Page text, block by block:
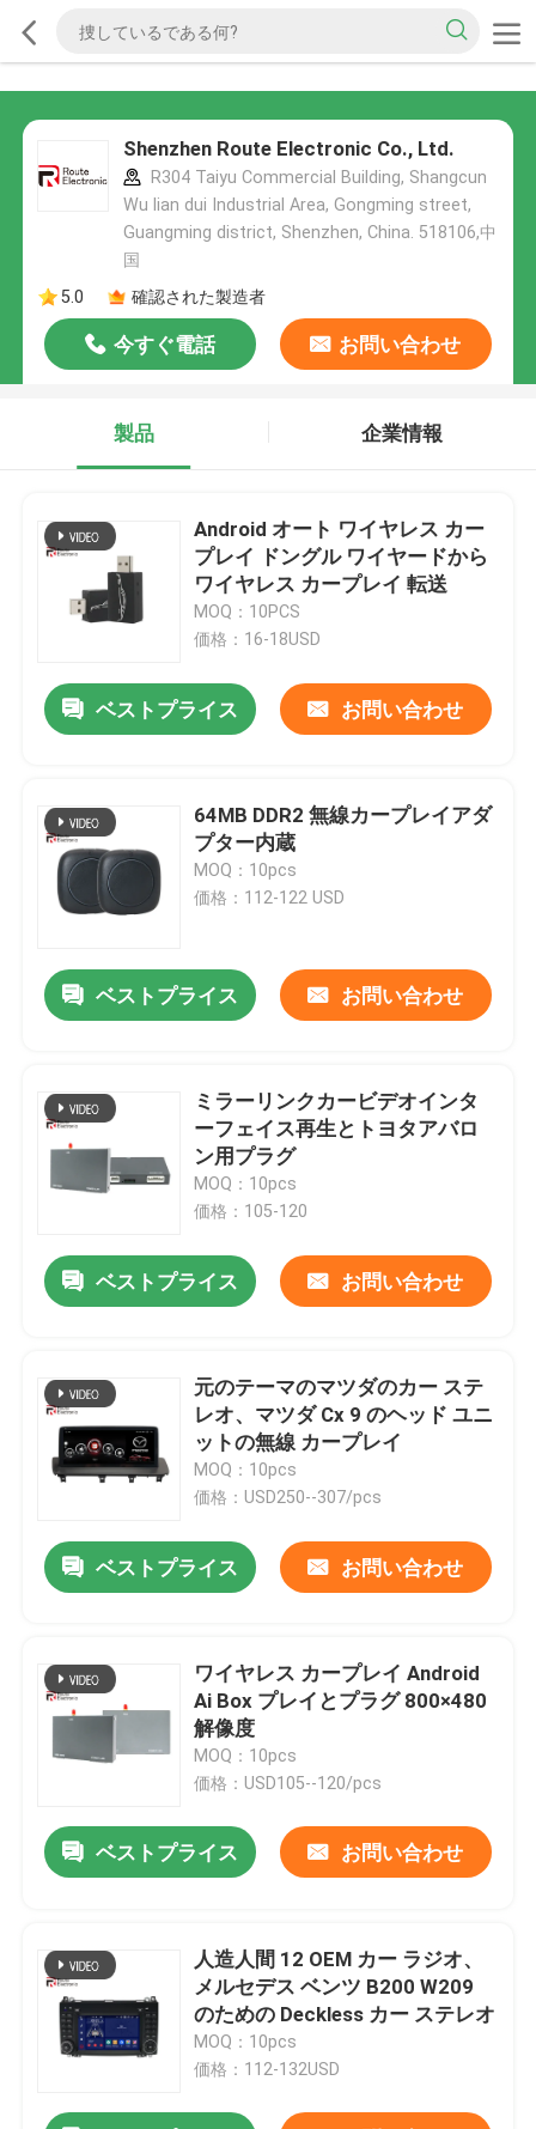
Shenzhen Route Electronic Co., Ltd.
R304 Taiyu Commercial Building, Shangcun
Wu lian dui Industrial Area, Gongming street,
Guangming district, Shenzhen, China. 518106,中
国
5.0
確認された製造者
今すぐ電話 お問い合わせ
製品 企業情報
Android オート ワイヤレス カー
プレイ ドングル ワイヤードから
ワイヤレス カープレイ 転送
MOQ：10PCS
価格：16-18USD
ベストプライス お問い合わせ
64MB DDR2 無線カープレイアダ
プター内蔵
MOQ：10pcs
価格：112-122 USD
ベストプライス お問い合わせ
ミラーリンクカービデオインタ
ーフェイス再生とトヨタアバロ
ン用プラグ
MOQ：10pcs
価格：105-120
ベストプライス お問い合わせ
元のテーマのマツダのカー ステ
レオ、マツダ Cx 9 のヘッド ユニ
ットの無線 カープレイ
MOQ：10pcs
価格：USD250--307/pcs
ベストプライス お問い合わせ
ワイヤレス カープレイ Android
Ai Box プレイとプラグ 800×480
解像度
MOQ：10pcs
価格：USD105--120/pcs
ベストプライス お問い合わせ
人造人間 12 OEM カー ラジオ、
メルセデス ベンツ B200 W209
のための Deckless カー ステレオ
MOQ：10pcs
価格：112-132USD